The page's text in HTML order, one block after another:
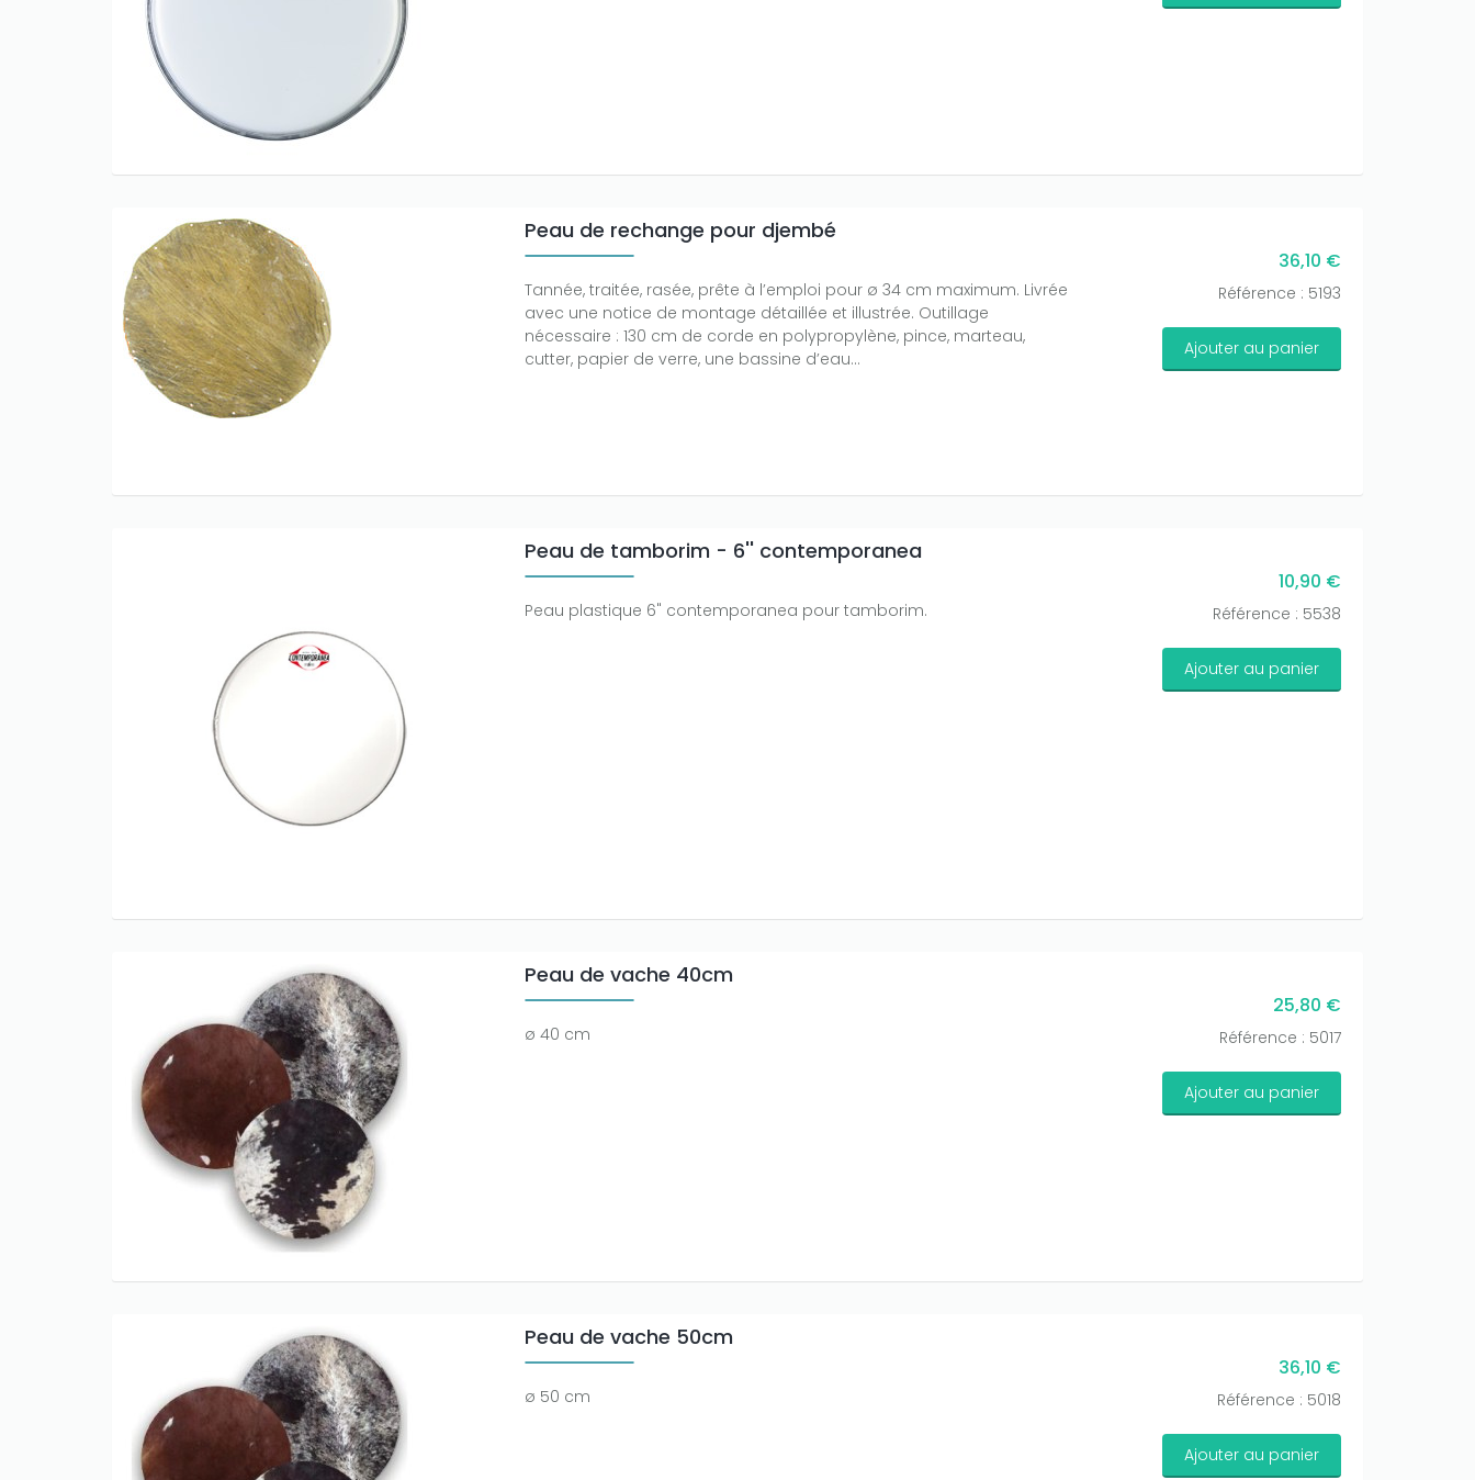
Peau de rechange pour djembé
Tannée, traitée, rasée, prête à l’emploi pour ø 34 cm maximum. Livrée
avec une notice de montage détaillée et illustrée. Outillage
nécessaire : 130 cm de corde en polypropylène, pince, marteau,
cutter, papier de verre, une bassine d’eau…
36,10 €
Référence : 5193
Ajouter au panier
Peau de tamborim - 6'' contemporanea
Peau plastique 6" contemporanea pour tamborim.
10,90 €
Référence : 5538
Ajouter au panier
Peau de vache 40cm
ø 40 cm
25,80 €
Référence : 5017
Ajouter au panier
Peau de vache 50cm
ø 50 cm
36,10 €
Référence : 5018
Ajouter au panier